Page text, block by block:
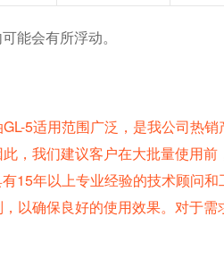
能会有所浮动。
5适用范围广泛，是我公司热
，我们建议客户在大批量使用
15年以上专业经验的技术顾问
以确保良好的使用效果。对于